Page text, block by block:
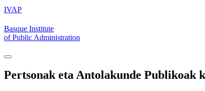
IVAP
Basque Institute
of Public Administration
Pertsonak eta Antolakunde Publikoak